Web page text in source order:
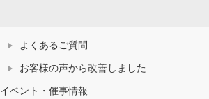
よくあるご質問
お客様の声から改善しました
イベント・催事情報